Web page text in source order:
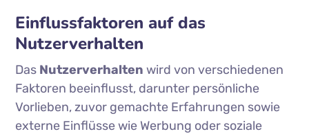
Einflussfaktoren auf das
Nutzerverhalten
Das Nutzerverhaltenwird von verschiedenen
Faktoren beeinflusst, darunter persönliche
Vorlieben, zuvor gemachte Erfahrungen sowie
externe Einflüsse wie Werbung oder soziale